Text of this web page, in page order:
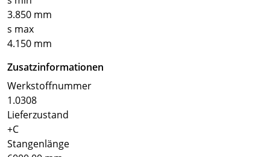
3.850 mm
s max
4.150 mm
Zusatzinformationen
Werkstoffnummer
1.0308
Lieferzustand
+C
Stangenlänge